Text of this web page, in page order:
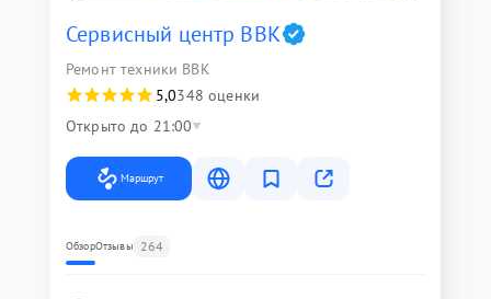
Сервисный центр BBK
Ремонт техники BBK
5,0348 оценки
Открыто до 21:00
Маршрут
ОбзорОтзывы 264